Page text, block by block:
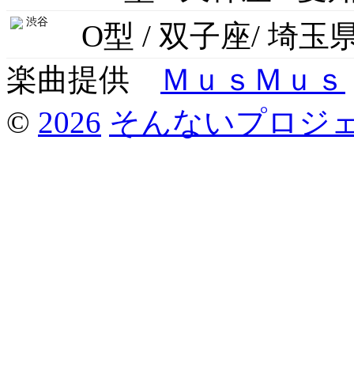
渋谷
O型 / 双子座/ 埼玉
楽曲提供
ＭｕｓＭｕｓ
© 2026 そんないプロジ